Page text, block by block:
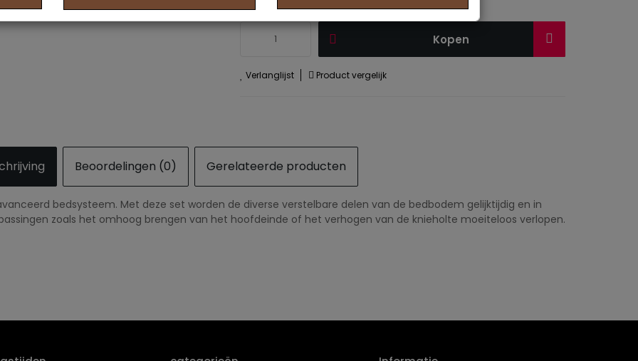
Kopen
Verlanglijst Product vergelijk
Beoordelingen (0) Gerelateerde producten
bedsysteem. Met deze set worden de diverse verstelbare delen van de bedbodem gelijktijdig en in
zoals het omhoog brengen van het hoofdeinde of het verhogen van de knieholte moeiteloos verlopen.